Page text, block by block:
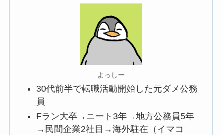
よっしー
30代前半で転職活動開始した元ダメ公務
員
Fラン大卒→ニート3年→地方公務員5年
→民間企業2社目→海外駐在（イマコ